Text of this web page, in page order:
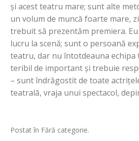
şi acest teatru mare; sunt alte
un volum de muncă foarte mare,
trebuit să prezentăm premiera.
lucru la scenă; sunt o persoană
teatru, dar nu întotdeauna echipa
teribil de important şi trebuie
– sunt îndrăgostit de toate
teatrală, vraja unui spectacol,
Postat în Fără categorie.